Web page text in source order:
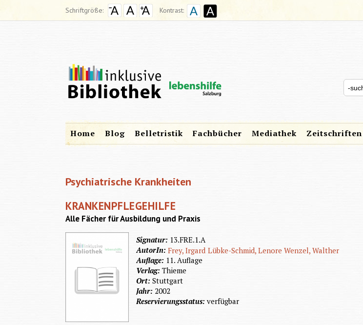
Schriftgröße: Kontrast:
Home Blog Belletristik Fachbücher Mediathek Zeitschriften
Psychiatrische Krankheiten
KRANKENPFLEGEHILFE
Alle Fächer für Ausbildung und Praxis
Signatur: 13.FRE.1.A
AutorIn:Frey, Irgard Lübke-Schmid, Lenore Wenzel, Walther
Auflage: 11. Auflage
Verlag:Thieme
Ort:Stuttgart
Jahr: 2002
Reservierungsstatus:verfügbar